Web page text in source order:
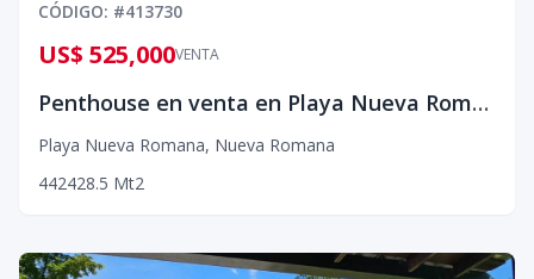
CÓDIGO: #413730
VENTA
US$ 525,000
Penthouse en venta en Playa Nueva Romana
Playa Nueva Romana, Nueva Romana
442428.5 Mt2